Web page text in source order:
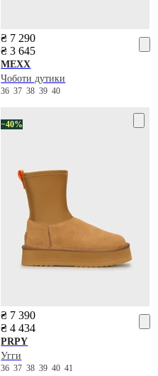
₴ 7 290
₴ 3 645
MEXX
Чоботи дутики
3637383940
−40%
₴ 7 390
₴ 4 434
PRPY
Угги
363738394041